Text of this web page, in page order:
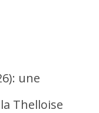
une
Thelloise